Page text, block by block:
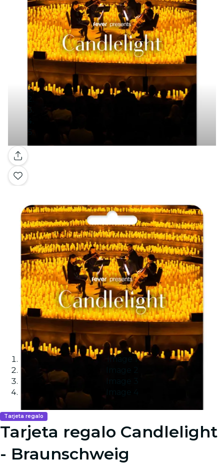
Galería
Image 1
Image 2
Image 3
Image 4
Tarjeta regalo
Tarjeta regalo Candlelight
- Braunschweig